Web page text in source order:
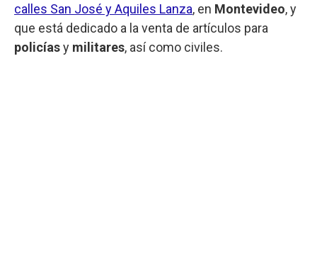
calles San José y Aquiles Lanza, en Montevideo, y
que está dedicado a la venta de artículos para
policíasy militares, así como civiles.